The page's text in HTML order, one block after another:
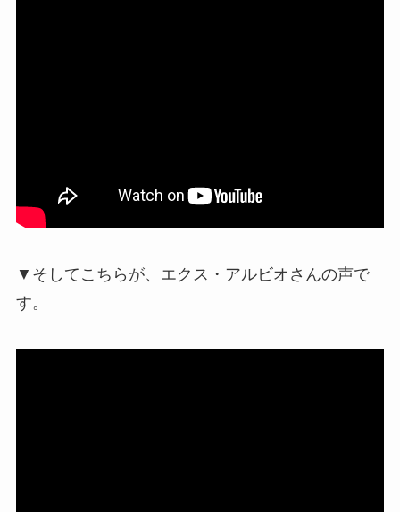
▼そしてこちらが、エクス・アルビオさんの声で
す。